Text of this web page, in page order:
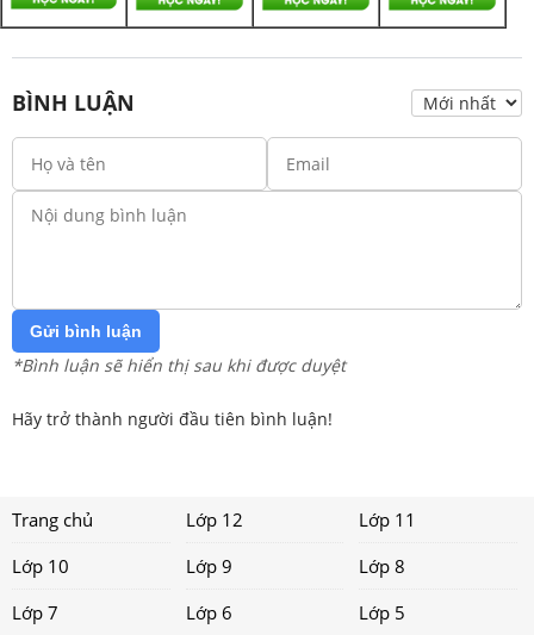
BÌNH LUẬN
Gửi bình luận
*Bình luận sẽ hiển thị sau khi được duyệt
Hãy trở thành người đầu tiên bình luận!
Trang chủ Lớp 12
Lớp 11
Lớp 10
Lớp 9
Lớp 8
Lớp 7
Lớp 6 Lớp 5